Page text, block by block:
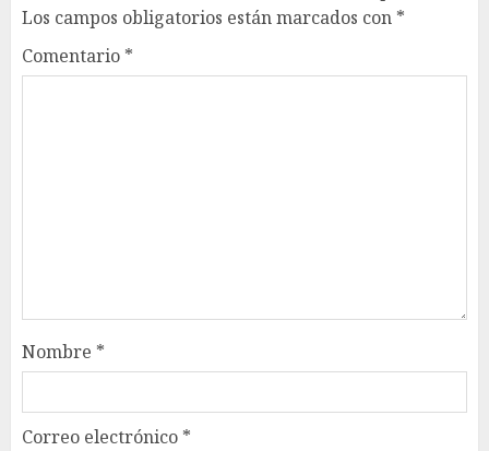
Los campos obligatorios están marcados con *
Comentario *
Nombre *
Correo electrónico *